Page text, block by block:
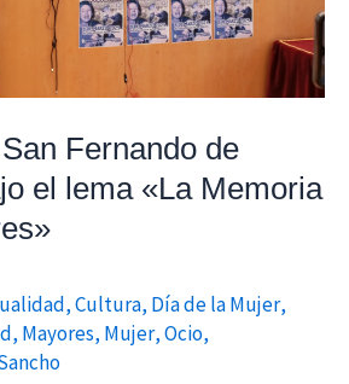
Fernando de
el lema «La Memoria
,Cultura, Día de la Mujer,
, Mayores, Mujer,Ocio,